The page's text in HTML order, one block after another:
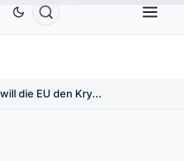
USDT 0,9991 $ BNB586,64
MiCA: So will die EU den Krypto-Sektor regulieren